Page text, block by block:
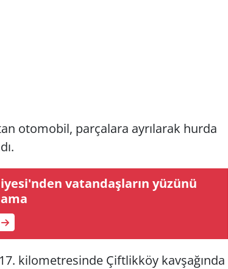
otomobil, parçalara ayrılarak hurda
vatandaşların yüzünü
kilometresinde Çiftlikköy kavşağında